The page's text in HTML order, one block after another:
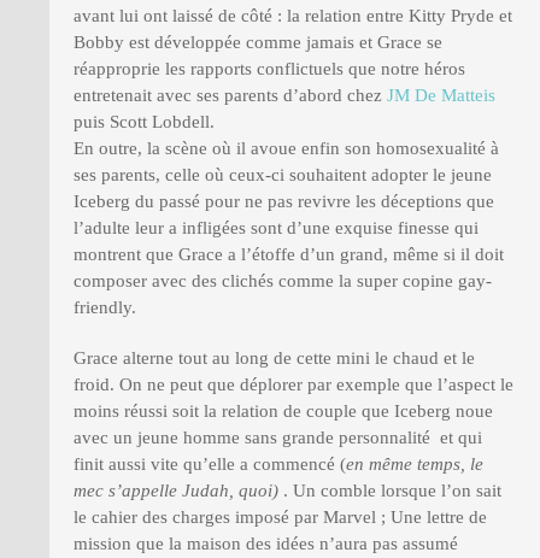
avant lui ont laissé de côté : la relation entre Kitty Pryde et
Bobby est développée comme jamais et Grace se
réapproprie les rapports conflictuels que notre héros
entretenait avec ses parents d’abord chez JM De Matteis
puis Scott Lobdell.
En outre, la scène où il avoue enfin son homosexualité à
ses parents, celle où ceux-ci souhaitent adopter le jeune
Iceberg du passé pour ne pas revivre les déceptions que
l’adulte leur a infligées sont d’une exquise finesse qui
montrent que Grace a l’étoffe d’un grand, même si il doit
composer avec des clichés comme la super copine gay-
friendly.
Grace alterne tout au long de cette mini le chaud et le
froid. On ne peut que déplorer par exemple que l’aspect le
moins réussi soit la relation de couple que Iceberg noue
avec un jeune homme sans grande personnalité et qui
finit aussi vite qu’elle a commencé (en même temps, le
mec s’appelle Judah, quoi) . Un comble lorsque l’on sait
le cahier des charges imposé par Marvel ; Une lettre de
mission que la maison des idées n’aura pas assumé